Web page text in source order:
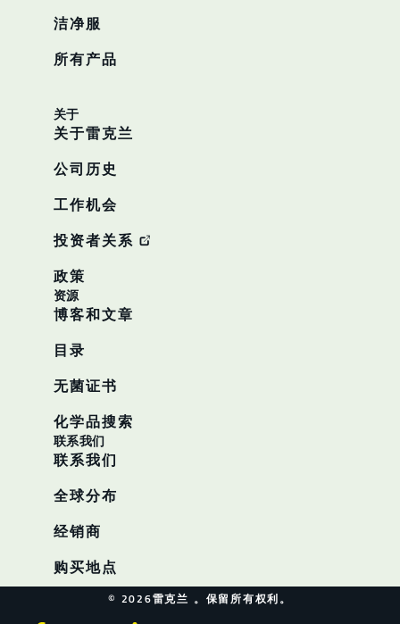
洁净服
所有产品
关于
关于雷克兰
公司历史
工作机会
投资者关系
政策
资源
博客和文章
目录
无菌证书
化学品搜索
联系我们
联系我们
全球分布
经销商
购买地点
© 2026雷克兰 。保留所有权利。